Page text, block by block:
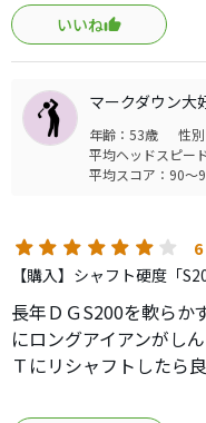
振動数はクラブデータに
り量。ただ、DGX100
じます。その先端の硬
トロールがしやすいで
出やすくなります（シ
高さも距離もDGS200
った分振りやすくなった
選択が合っていたかど
ショートアイアン（８I
くなったので良かった
でも、やはりモーダス
行きつけの工房に中古
いつものごとくおねだ
現在サブセットに成り
（肘を痛めた際にもモ
らいました。
装着早々、ラウンド1
皆さんが書き込まれて
ＤＧが少し重くてロン
適かもしれません。
が、今の僕には、エー
少し柔らかいので、タ
いいね
マークダウン大
年齢：53歳 性
平均ヘッドスピー
平均スコア：90～
6
【購入】シャフト硬度「
長年ＤＧS200を軟らか
にロングアイアンがし
Ｔにリシャフトしたら
どんなものか？興味が